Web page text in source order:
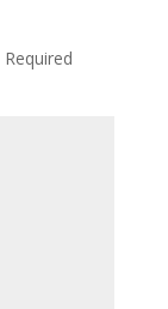
Required